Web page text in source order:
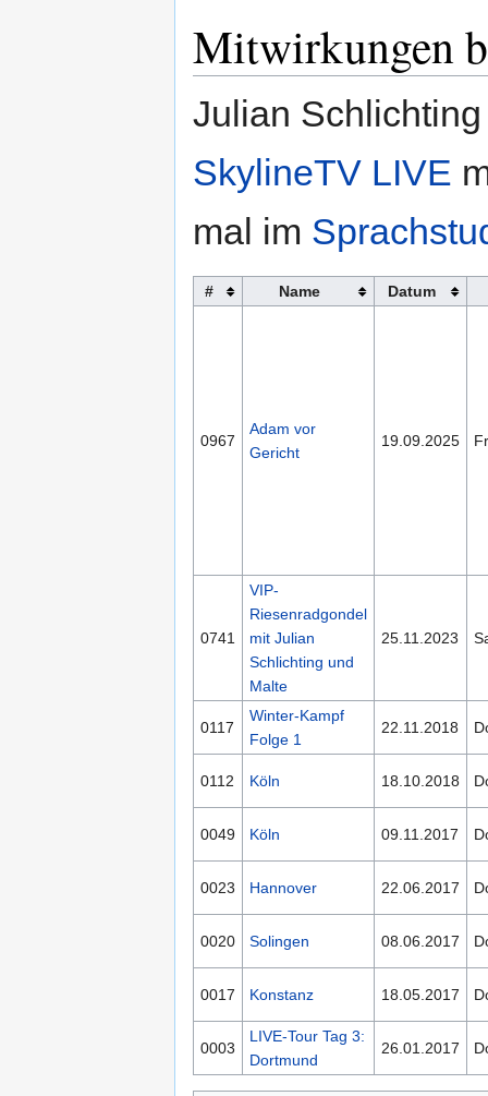
Mitwirkungen
Julian
SkylineTV LIVE
mal im
# Name Datum
0967
Adam vor
Gericht
19.09.2025
0741
VIP-
Riesenradgondel
mit Julian
Schlichting und
Malte
25.11.2023
0117
Winter-Kampf
Folge 1
22.11.2018
0112 Köln 18.10.2018
0049 Köln 09.11.2017
0023 Hannover 22.06.2017
0020 Solingen 08.06.2017
0017 Konstanz 18.05.2017
0003
LIVE-Tour Tag 3:
Dortmund
26.01.2017